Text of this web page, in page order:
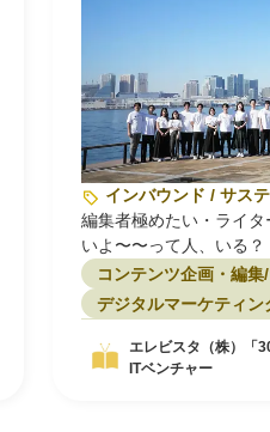
インバウンド / サス
編集者極めたい・ライ
いよ〜〜って人、いる？
コンテンツ企画・編集
デジタルマーケティン
エレビスタ（株）「
ITベンチャー